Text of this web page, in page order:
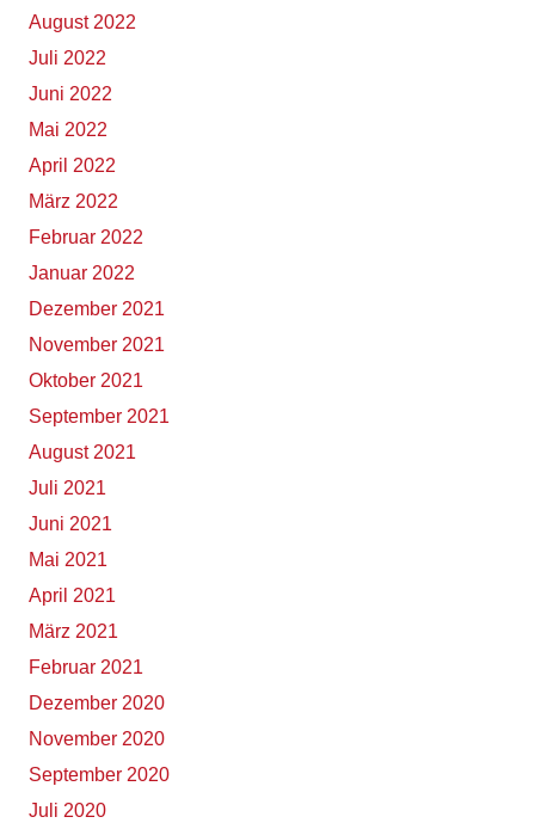
August 2022
Juli 2022
Juni 2022
Mai 2022
April 2022
März 2022
Februar 2022
Januar 2022
Dezember 2021
November 2021
Oktober 2021
September 2021
August 2021
Juli 2021
Juni 2021
Mai 2021
April 2021
März 2021
Februar 2021
Dezember 2020
November 2020
September 2020
Juli 2020